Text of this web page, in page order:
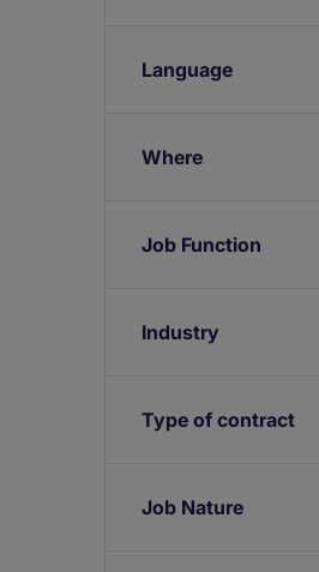
Language
Where
Job Function
Industry
Type of contract
Job Nature